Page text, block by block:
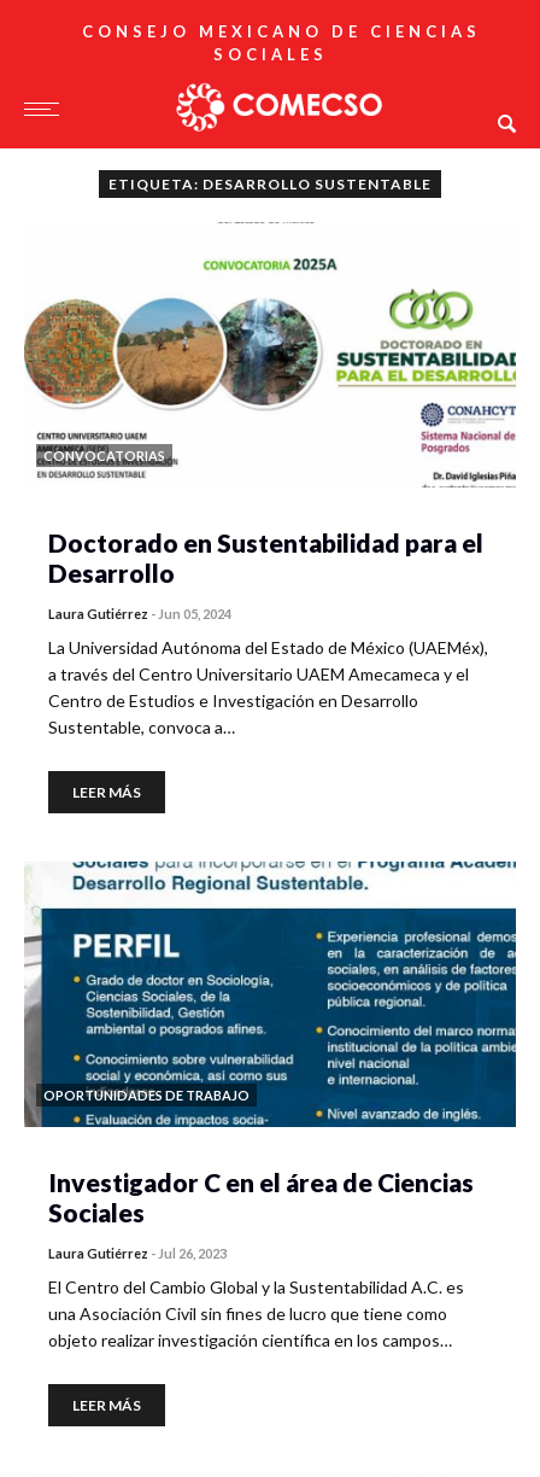
CONSEJO MEXICANO DE CIENCIAS
SOCIALES
ETIQUETA: DESARROLLO SUSTENTABLE
CONVOCATORIAS
Doctorado en Sustentabilidad para el
Desarrollo
Laura Gutiérrez - Jun 05, 2024
La Universidad Autónoma del Estado de México (UAEMéx),
a través del Centro Universitario UAEM Amecameca y el
Centro de Estudios e Investigación en Desarrollo
Sustentable, convoca a…
LEER MÁS
OPORTUNIDADES DE TRABAJO
Investigador C en el área de Ciencias
Sociales
Laura Gutiérrez - Jul 26, 2023
El Centro del Cambio Global y la Sustentabilidad A.C. es
una Asociación Civil sin fines de lucro que tiene como
objeto realizar investigación científica en los campos…
LEER MÁS